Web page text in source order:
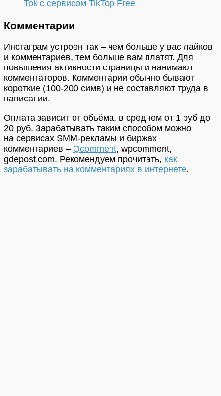
Tok с сервисом TikTop Free
Комментарии
Инстаграм устроен так – чем больше у вас лайков
и комментариев, тем больше вам платят. Для
повышения активности страницы и нанимают
комментаторов. Комментарии обычно бывают
короткие (100-200 симв) и не составляют труда в
написании.
Оплата зависит от объёма, в среднем от 1 руб до
20 руб. Зарабатывать таким способом можно
на сервисах SMM-рекламы и биржах
комментариев – Qcomment, wpcomment,
gdepost.com. Рекомендуем прочитать, как
зарабатывать на комментариях в интернете.